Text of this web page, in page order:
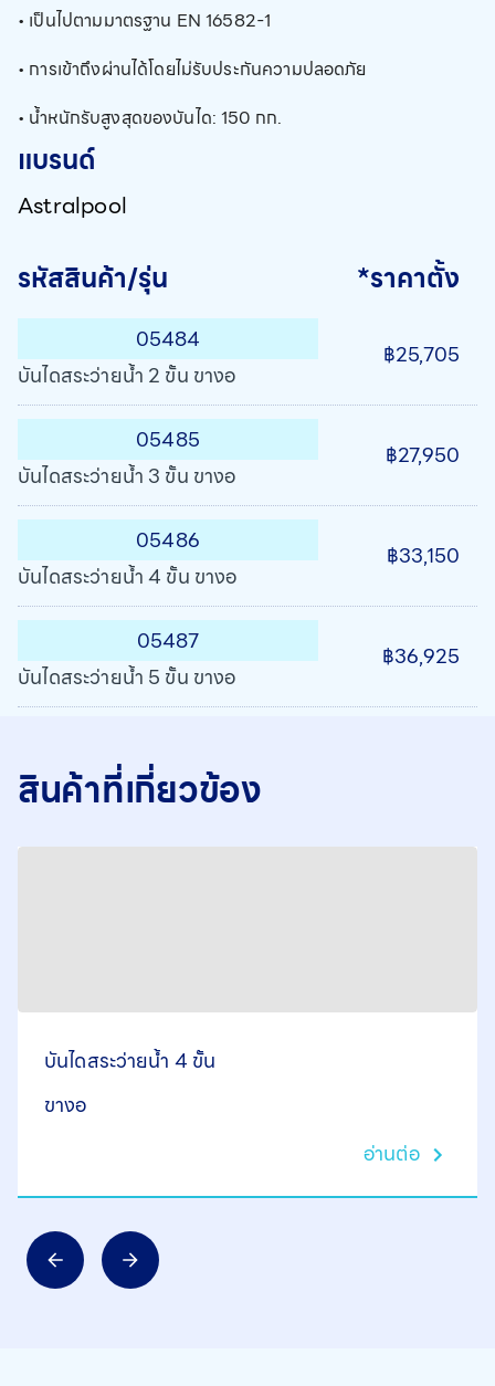
• เป็นไปตามมาตรฐาน EN 16582-1
• การเข้าถึงผ่านได้โดยไม่รับประกันความปลอดภัย
• น้ำหนักรับสูงสุดของบันได: 150 กก.
แบรนด์
Astralpool
รหัสสินค้า/รุ่น *ราคาตั้ง
05484
บันไดสระว่ายน้ำ 2 ขั้น ขางอ
฿25,705
05485
บันไดสระว่ายน้ำ 3 ขั้น ขางอ
฿27,950
05486
บันไดสระว่ายน้ำ 4 ขั้น ขางอ
฿33,150
05487
บันไดสระว่ายน้ำ 5 ขั้น ขางอ
฿36,925
สินค้าที่เกี่ยวข้อง
บันไดสระว่ายน้ำ 4 ขั้น
ขางอ
อ่านต่อ